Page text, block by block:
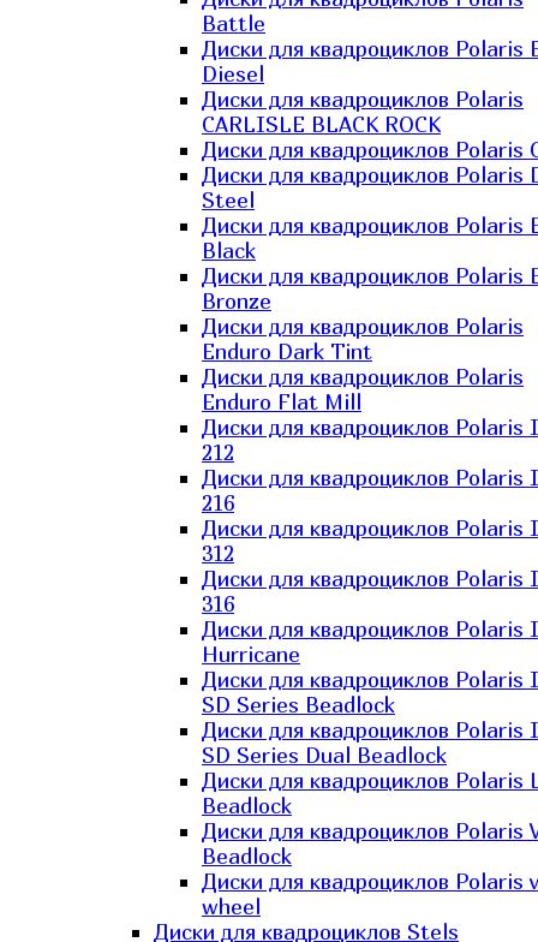
Battle
Диски для квадроциклов Polaris
Diesel
Диски для квадроциклов Polaris
CARLISLE BLACK ROCK
Диски для квадроциклов Polaris
Диски для квадроциклов Polaris
Steel
Диски для квадроциклов Polaris
Black
Диски для квадроциклов Polaris
Bronze
Диски для квадроциклов Polaris
Enduro Dark Tint
Диски для квадроциклов Polaris
Enduro Flat Mill
Диски для квадроциклов Polaris
212
Диски для квадроциклов Polaris
216
Диски для квадроциклов Polaris
312
Диски для квадроциклов Polaris
316
Диски для квадроциклов Polaris
Hurricane
Диски для квадроциклов Polaris
SD Series Beadlock
Диски для квадроциклов Polaris
SD Series Dual Beadlock
Диски для квадроциклов Polaris
Beadlock
Диски для квадроциклов Polaris
Beadlock
Диски для квадроциклов Polaris
wheel
Диски для квадроциклов Stels